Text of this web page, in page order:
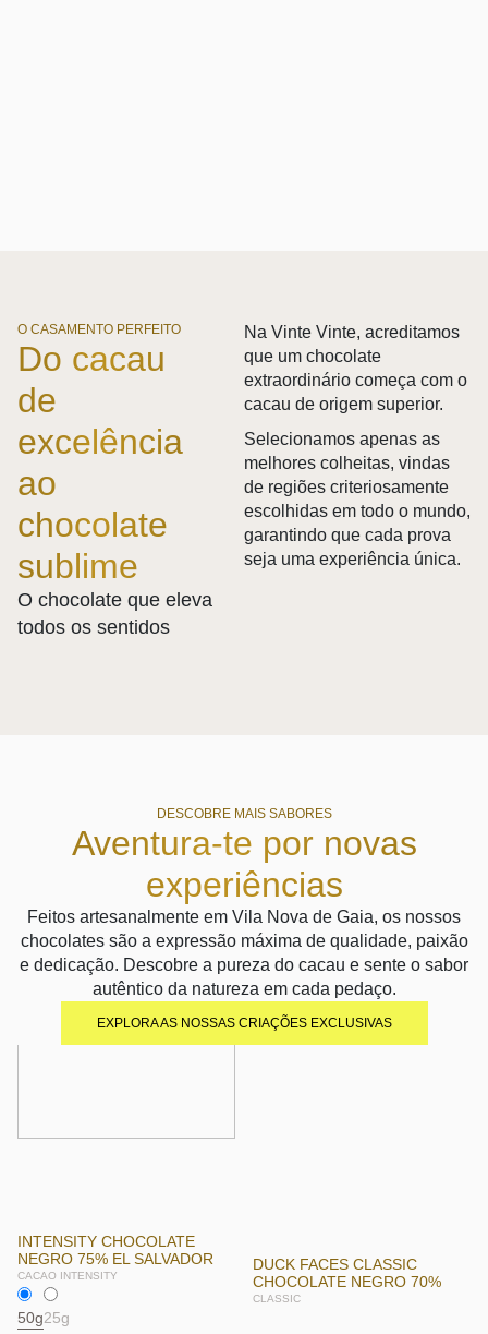
O CASAMENTO PERFEITO
Do cacau
de
excelência
ao
chocolate
sublime
O chocolate que eleva
todos os sentidos
Na Vinte Vinte, acreditamos
que um chocolate
extraordinário começa com o
cacau de origem superior.
Selecionamos apenas as
melhores colheitas, vindas
de regiões criteriosamente
escolhidas em todo o mundo,
garantindo que cada prova
seja uma experiência única.
DESCOBRE MAIS SABORES
Aventura-te por novas
experiências
Feitos artesanalmente em Vila Nova de Gaia, os nossos
chocolates são a expressão máxima de qualidade, paixão
e dedicação. Descobre a pureza do cacau e sente o sabor
autêntico da natureza em cada pedaço.
EXPLORA AS NOSSAS CRIAÇÕES EXCLUSIVAS
INTENSITY CHOCOLATE
NEGRO 75% EL SALVADOR
CACAO INTENSITY
50g25g
DUCK FACES CLASSIC
CHOCOLATE NEGRO 70%
CLASSIC